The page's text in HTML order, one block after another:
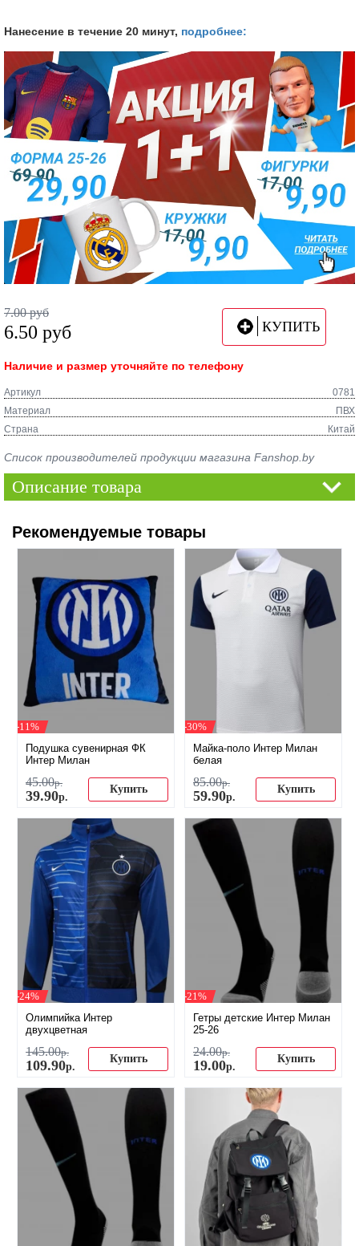
Нанесение в течение 20 минут, подробнее:
7.00 руб
6.50 руб КУПИТЬ
Наличие и размер уточняйте по телефону
Артикул
0781
Материал
ПВХ
Страна
Китай
Список производителей продукции магазина Fanshop.by
Описание товара
Рекомендуемые товары
-11%
Подушка сувенирная ФК
Интер Милан
45.00р.
39.90р.
Купить
-30%
Майка-поло Интер Милан
белая
85.00р.
59.90р.
Купить
-24%
Олимпийка Интер
двухцветная
145.00р.
109.90р.
Купить
-21%
Гетры детские Интер Милан
25-26
24.00р.
19.00р.
Купить